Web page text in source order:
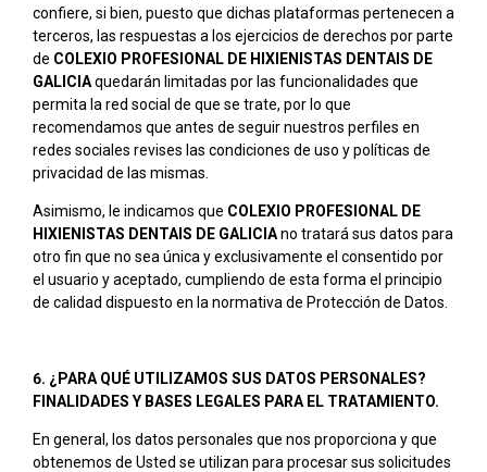
confiere, si bien, puesto que dichas plataformas pertenecen a
terceros, las respuestas a los ejercicios de derechos por parte
de COLEXIO PROFESIONAL DE HIXIENISTAS DENTAIS DE
GALICIAquedarán limitadas por las funcionalidades que
permita la red social de que se trate, por lo que
recomendamos que antes de seguir nuestros perfiles en
redes sociales revises las condiciones de uso y políticas de
privacidad de las mismas.
Asimismo, le indicamos que COLEXIO PROFESIONAL DE
HIXIENISTAS DENTAIS DE GALICIAno tratará sus datos para
otro fin que no sea única y exclusivamente el consentido por
el usuario y aceptado, cumpliendo de esta forma el principio
de calidad dispuesto en la normativa de Protección de Datos.
6. ¿PARA QUÉ UTILIZAMOS SUS DATOS PERSONALES?
FINALIDADES Y BASES LEGALES PARA EL TRATAMIENTO.
En general, los datos personales que nos proporciona y que
obtenemos de Usted se utilizan para procesar sus solicitudes